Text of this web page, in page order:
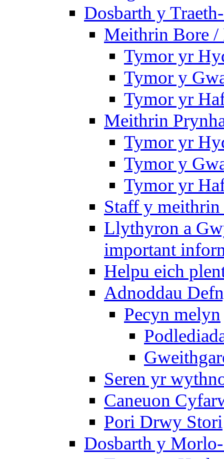
Dosbarth y
Meithrin Bore
Tymor yr
Tymor y
Tymor yr
Meithrin
Tymor yr
Tymor y
Tymor yr
Staff y
Llythyron a
important
Helpu eich
Adnoddau
Pecyn melyn
Seren yr
Caneuon
Pori Drwy Stori
Dosbarth y